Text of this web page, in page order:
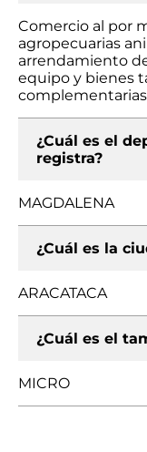
Comercio al por
agropecuarias
arrendamiento
equipo y bienes
¿Cuál es el
registra?
MAGDALENA
¿Cuál es la
ARACATACA
¿Cuál es el
MICRO